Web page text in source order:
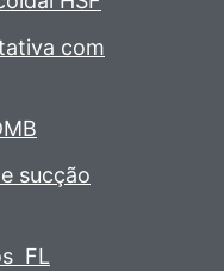
com
sucção
FL